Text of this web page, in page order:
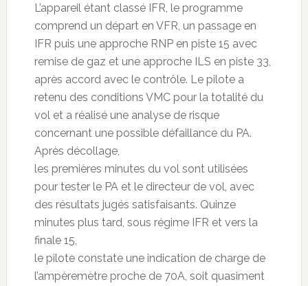
L’appareil étant classé IFR, le programme
comprend un départ en VFR, un passage en
IFR puis une approche RNP en piste 15 avec
remise de gaz et une approche ILS en piste 33,
après accord avec le contrôle. Le pilote a
retenu des conditions VMC pour la totalité du
vol et a réalisé une analyse de risque
concernant une possible défaillance du PA.
Après décollage,
les premières minutes du vol sont utilisées
pour tester le PA et le directeur de vol, avec
des résultats jugés satisfaisants. Quinze
minutes plus tard, sous régime IFR et vers la
finale 15,
le pilote constate une indication de charge de
l’ampèremètre proche de 70A, soit quasiment